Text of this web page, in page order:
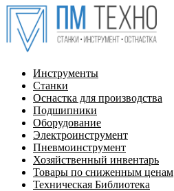
Инструменты
Станки
Оснастка для производства
Подшипники
Оборудование
Электроинструмент
Пневмоинструмент
Хозяйственный инвентарь
Товары по сниженным ценам
Техническая Библиотека